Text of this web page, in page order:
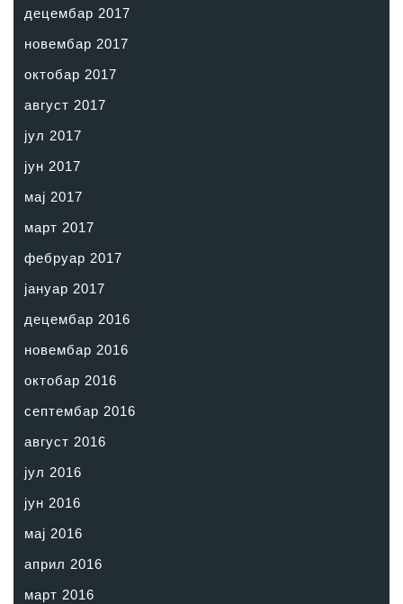
децембар 2017
новембар 2017
октобар 2017
август 2017
јул 2017
јун 2017
мај 2017
март 2017
фебруар 2017
јануар 2017
децембар 2016
новембар 2016
октобар 2016
септембар 2016
август 2016
јул 2016
јун 2016
мај 2016
април 2016
март 2016